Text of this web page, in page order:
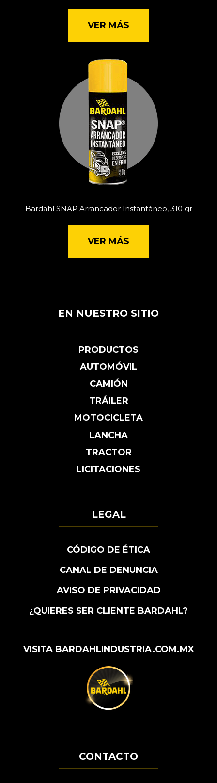
VER MÁS
Bardahl SNAP Arrancador Instantáneo, 310 gr
VER MÁS
EN NUESTRO SITIO
PRODUCTOS
AUTOMÓVIL
CAMIÓN
TRÁILER
MOTOCICLETA
LANCHA
TRACTOR
LICITACIONES
LEGAL
CÓDIGO DE ÉTICA
CANAL DE DENUNCIA
AVISO DE PRIVACIDAD
¿QUIERES SER CLIENTE BARDAHL?
VISITA BARDAHLINDUSTRIA.COM.MX
CONTACTO